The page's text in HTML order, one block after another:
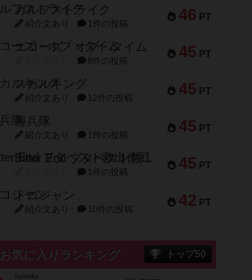
46 PT
ガルフストライク
紹介文あり 1件の投稿
45 PT
エコーズ・オブ・タイム
8件の投稿
45 PT
スカルキング
紹介文あり 12件の投稿
45 PT
海兵隊
紹介文あり 1件の投稿
45 PT
Bitter End ブタペスト救出作戦
1件の投稿
42 PT
ドコジャン
紹介文あり 10件の投稿
お気に入りランキング トップ50